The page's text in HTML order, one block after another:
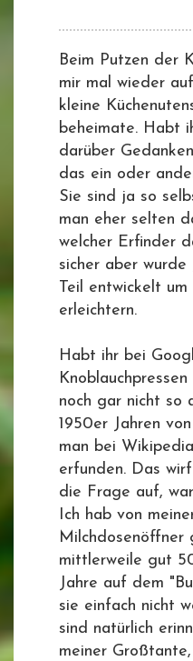
Beim Putzen der
mir mal wieder
kleine
beheimate. Habt
darüber
das ein oder
Sie sind ja so
man eher selten
welcher Erfinder
sicher aber wurde
Teil entwickelt
erleichtern.
Habt ihr bei
noch gar nicht so
1950er Jahren
man bei
erfunden. Das
die Frage auf,
Ich hab von
Milchdosenöffner
mittlerweile gut
Jahre auf dem
sie einfach nicht
sind natürlich
meiner